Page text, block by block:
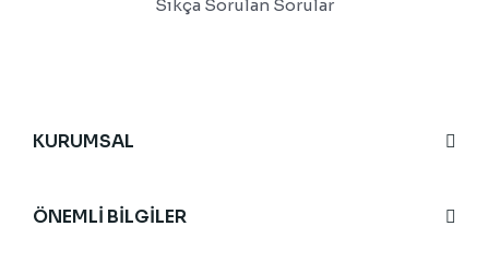
Sıkça Sorulan Sorular
KURUMSAL
ÖNEMLİ BİLGİLER